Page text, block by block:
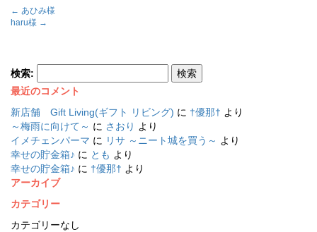
← あひみ様
haru様 →
検索:
最近のコメント
新店舗 Gift Living(ギフト リビング) に †優那† より
～梅雨に向けて～ に さおり より
イメチェンパーマ に リサ ～ニート城を買う～ より
幸せの貯金箱♪ に とも より
幸せの貯金箱♪ に †優那† より
アーカイブ
カテゴリー
カテゴリーなし